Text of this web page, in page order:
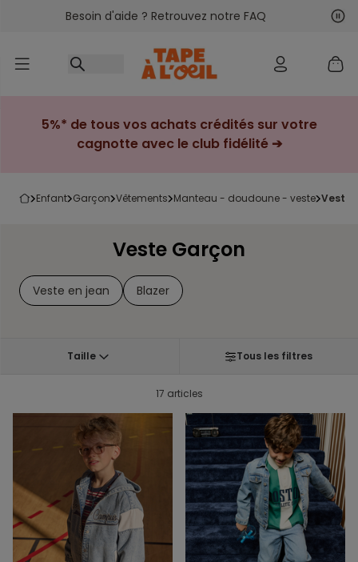
Accéder au contenu
Besoin d'aide ? Retrouvez notre FAQ
5%* de tous vos achats crédités sur votre
cagnotte avec le club fidélité ➔
enfant garçon vêtements manteau - doudoune - veste veste
Veste Garçon
Veste en jean Blazer
Taille Tous les filtres
17 articles